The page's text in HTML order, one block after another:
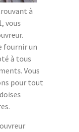
à
vous
fournir un
à tous
Vous
pour tout